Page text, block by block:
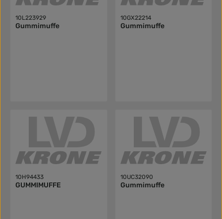
10L223929
Gummimuffe
10GX22214
Gummimuffe
10H94433
GUMMIMUFFE
10UC32090
Gummimuffe